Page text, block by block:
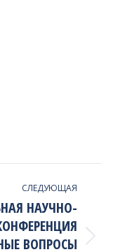
СЛЕДУЮЩАЯ
НАУЧНО-
ВОПРОСЫ